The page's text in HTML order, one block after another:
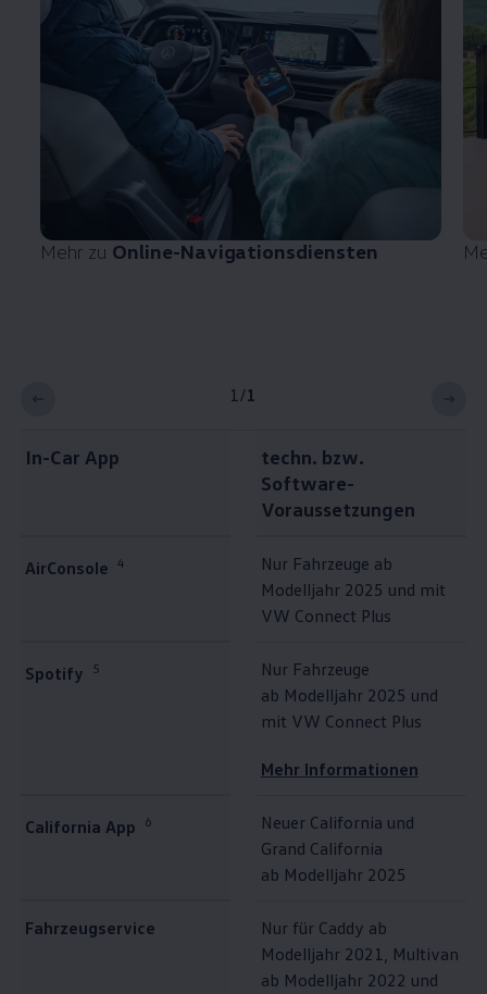
Mehr zu Online-Navigationsdiensten
1/1
In-Car App
techn. bzw.
Software-
Voraussetzungen
AirConsole 4
Nur Fahrzeuge ab
Modelljahr 2025 und mit
VW Connect Plus
Spotify 5
Nur Fahrzeuge
ab Modelljahr 2025 und
mit VW Connect Plus
Mehr Informationen
California App 6 Neuer California und
Grand California
ab Modelljahr 2025
Fahrzeugservice Nur für Caddy ab
Modelljahr 2021, Multivan
ab Modelljahr 2022 und